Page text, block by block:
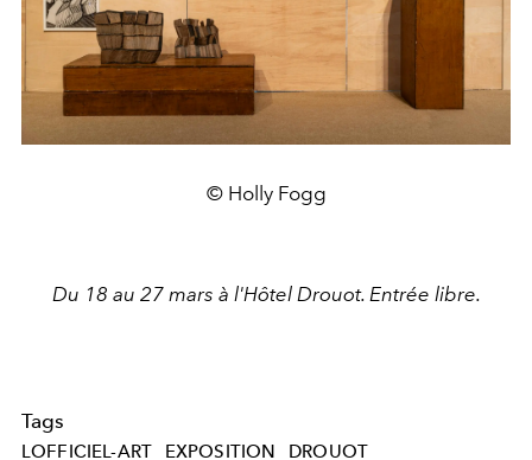
© Holly Fogg
Du 18 au 27 mars à l'Hôtel Drouot. Entrée libre.
Tags
LOFFICIEL-ART EXPOSITION DROUOT